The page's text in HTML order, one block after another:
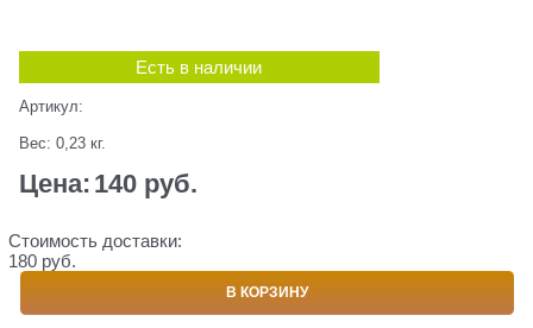
Есть в наличии
Артикул:
Вес: 0,23 кг.
Цена: 140 руб.
Стоимость доставки:
180 руб.
В КОРЗИНУ